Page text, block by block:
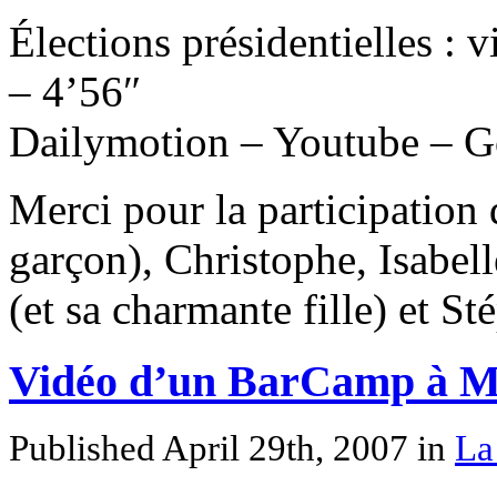
Élections présidentielles :
– 4’56″
Dailymotion – Youtube –
Merci pour la participation
garçon), Christophe,
(et sa charmante fille) et
Vidéo d’un BarCamp à
Published April 29th, 2007 in